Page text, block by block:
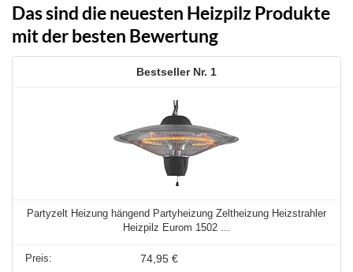
Das sind die neuesten Heizpilz Produkte
mit der besten Bewertung
1
Partyzelt Heizung hängend Partyheizung Zeltheizung Heizstrahler
Heizpilz Eurom 1502 ...
74,95 €